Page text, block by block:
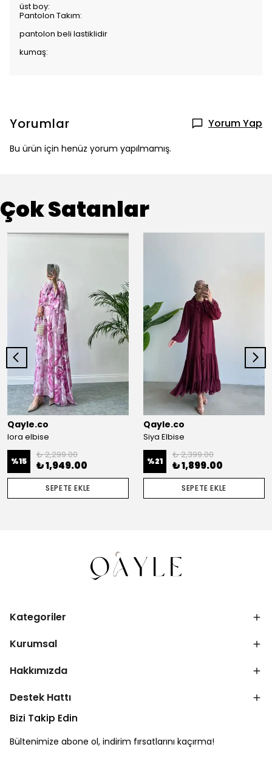
üst boy:
Pantolon Takım:
pantolon beli lastiklidir
kumaş:
Yorumlar Yorum Yap
Bu ürün için henüz yorum yapılmamış.
Çok Satanlar
Qayle.co
lora elbise
%15
₺ 2,299.00
₺ 1,949.00
SEPETE EKLE
Qayle.co
Siya Elbise
%21
₺ 2,399.00
₺ 1,899.00
SEPETE EKLE
Kategoriler
Kurumsal
Hakkımızda
Destek Hattı
Bizi Takip Edin
Bültenimize abone ol, indirim fırsatlarını kaçırma!